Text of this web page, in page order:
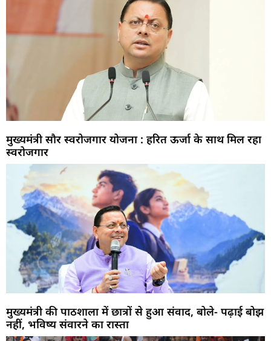
मुख्यमंत्री सौर स्वरोजगार योजना : हरित ऊर्जा के साथ मिल रहा
स्वरोजगार
मुख्यमंत्री की पाठशाला में छात्रों से हुआ संवाद, बोले- पढ़ाई बोझ
नहीं, भविष्य संवारने का रास्ता